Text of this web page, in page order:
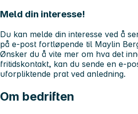
Meld din interesse!
Du kan melde din interesse ved å
på e-post fortløpende til Maylin
Ønsker du å vite mer om hva det
fritidskontakt, kan du sende en e-
uforpliktende prat ved anledning.
Om bedriften